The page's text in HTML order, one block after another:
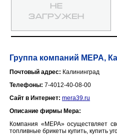
Группа компаний МЕРА,
Почтовый адрес: Калининград
Телефоны: 7-4012-40-08-00
Сайт в Интернет: mera39.ru
Описание фирмы Мера:
Компания «МЕРА» осуществляет
топливные брикеты купить, купить